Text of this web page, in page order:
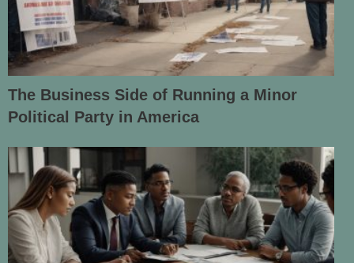
The Business Side of Running a Minor
Political Party in America